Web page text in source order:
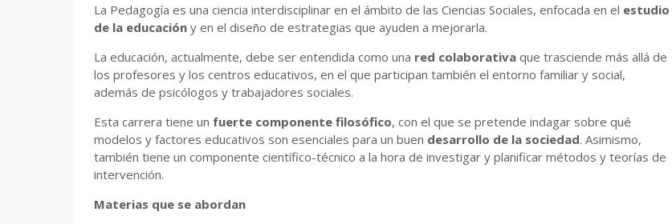
La Pedagogía es una ciencia interdisciplinar en el ámbito de las Ciencias Sociales, enfocada en el estudio
de la educación y en el diseño de estrategias que ayuden a mejorarla.
La educación, actualmente, debe ser entendida como una red colaborativa que trasciende más allá de
los profesores y los centros educativos, en el que participan también el entorno familiar y social,
además de psicólogos y trabajadores sociales.
Esta carrera tiene un fuerte componente filosófico, con el que se pretende indagar sobre qué
modelos y factores educativos son esenciales para un buen desarrollo de la sociedad. Asimismo,
también tiene un componente científico-técnico a la hora de investigar y planificar métodos y teorías de
intervención.
Materias que se abordan